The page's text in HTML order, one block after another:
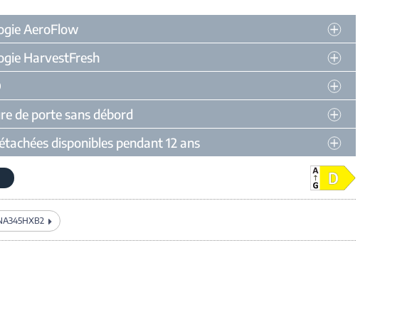
AeroFlow
HarvestFresh
de porte sans débord
disponibles pendant 12 ans